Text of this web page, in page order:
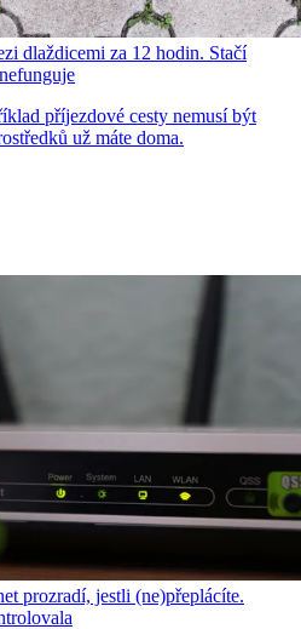
dlaždicemi za 12 hodin. Stačí
příjezdové cesty nemusí být
už máte doma.
prozradí, jestli (ne)přeplácíte.